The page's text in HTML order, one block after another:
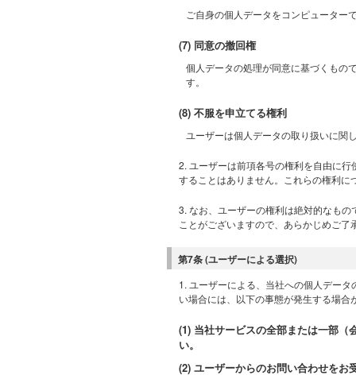
ご自身の個人データをコンピューター
(7) 同意の撤回権
個人データの処理が同意に基づくもの
す。
(8) 不服を申立てる権利
ユーザーは個人データの取り扱いに関
2. ユーザーは前項各号の権利を自由に
することはありません。これらの権利
3. なお、ユーザーの権利は絶対的なも
ことがございますので、あらかじめご了
第7条 (ユーザーによる選択)
1. ユーザーによる、当社への個人デー
い場合には、以下の事態が発生する場合
(1) 当社サービスの全部または一部（
い。
(2) ユーザーからのお問い合わせをお